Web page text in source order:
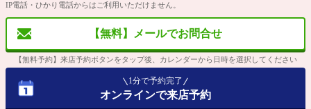
IP電話・ひかり電話からはご利用いただけません。
【無料】メールでお問合せ
【無料予約】来店予約ボタンをタップ後、カレンダーから日時を選択してください
1分で予約完了
オンラインで来店予約